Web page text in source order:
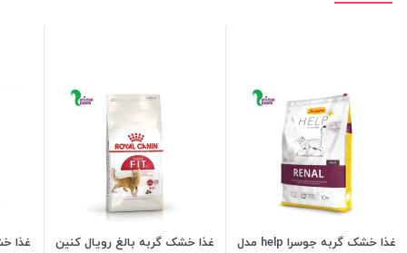
غذا خشک گربه جوسرا help مدل
غذا خشک گربه بالغ رویال کنین
غذا